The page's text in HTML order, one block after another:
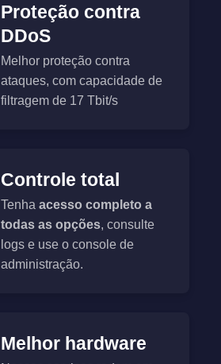
Proteção contra
DDoS
Melhor proteção contra
ataques, com capacidade de
filtragem de 17 Tbit/s
Controle total
Tenha acesso completo a
todas as opções, consulte
logs e use o console de
administração.
Melhor hardware